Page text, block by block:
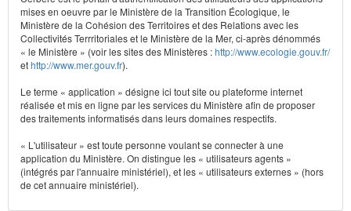
mises en oeuvre par le Ministère de la Transition Écologique, le
Ministère de la Cohésion des Territoires et des Relations avec les
Collectivités Terrritoriales et le Ministère de la Mer, ci-après dénommés
« le Ministère » (voir les sites des Ministères :http://www.ecologie.gouv.fr/
ethttp://www.mer.gouv.fr).
Le terme « application » désigne ici tout site ou plateforme internet
réalisée et mis en ligne par les services du Ministère afin de proposer
des traitements informatisés dans leurs domaines respectifs.
« L'utilisateur » est toute personne voulant se connecter à une
application du Ministère. On distingue les « utilisateurs agents »
(intégrés par l'annuaire ministériel), et les « utilisateurs externes » (hors
de cet annuaire ministériel).